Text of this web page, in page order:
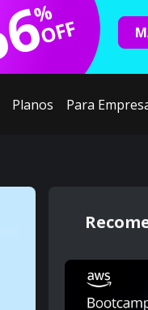
%
OFF
Planos Para